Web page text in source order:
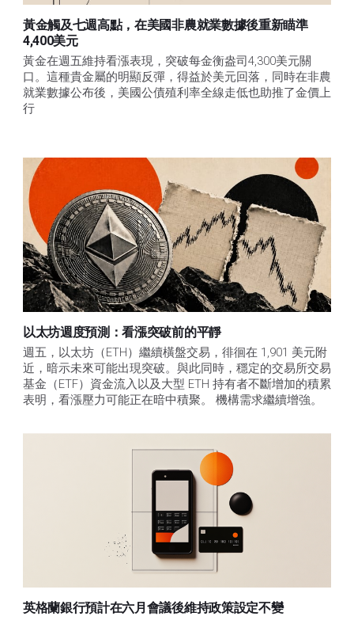
黃金觸及七週高點，在美國非農就業數據後重新瞄準
4,400美元
黃金在週五維持看漲表現，突破每金衡盎司4,300美元關
口。這種貴金屬的明顯反彈，得益於美元回落，同時在非農
就業數據公布後，美國公債殖利率全線走低也助推了金價上
行
以太坊週度預測：看漲突破前的平靜
週五，以太坊（ETH）繼續橫盤交易，徘徊在 1,901 美元附
近，暗示未來可能出現突破。與此同時，穩定的交易所交易
基金（ETF）資金流入以及大型 ETH 持有者不斷增加的積累
表明，看漲壓力可能正在暗中積聚。 機構需求繼續增強。
英格蘭銀行預計在六月會議後維持政策設定不變